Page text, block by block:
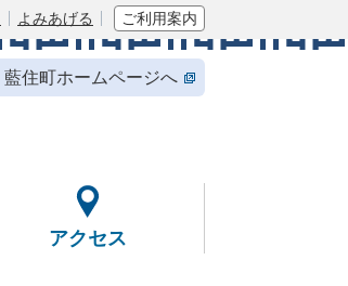
よみあげる ご利用案内
藍住町ホームページへ
アクセス